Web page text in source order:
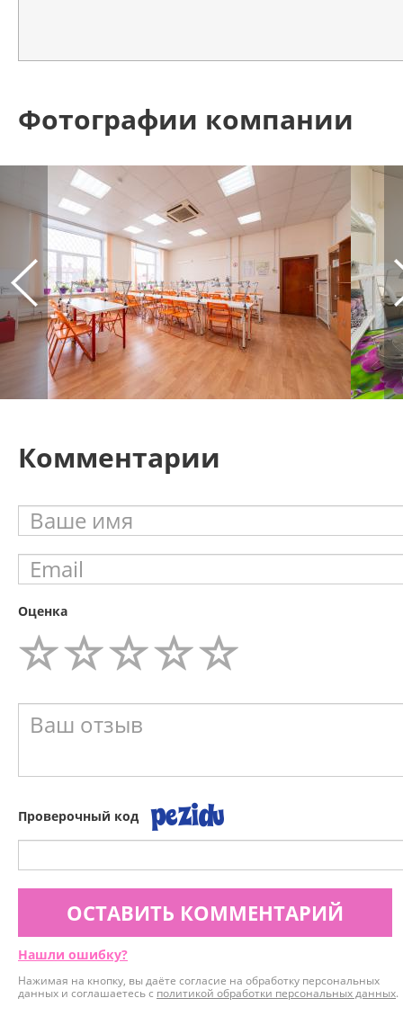
Фотографии компании
Комментарии
Оценка
Проверочный код
ОСТАВИТЬ КОММЕНТАРИЙ
Нашли ошибку?
Нажимая на кнопку, вы даёте согласие на обработку персональных
данных и соглашаетесь с политикой обработки персональных данных.